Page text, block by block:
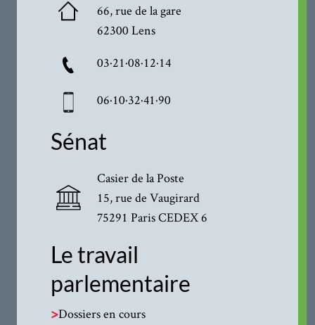
66, rue de la gare
62300 Lens
03·21·08·12·14
06·10·32·41·90
Sénat
Casier de la Poste
15, rue de Vaugirard
75291 Paris CEDEX 6
Le travail
parlementaire
>Dossiers en cours